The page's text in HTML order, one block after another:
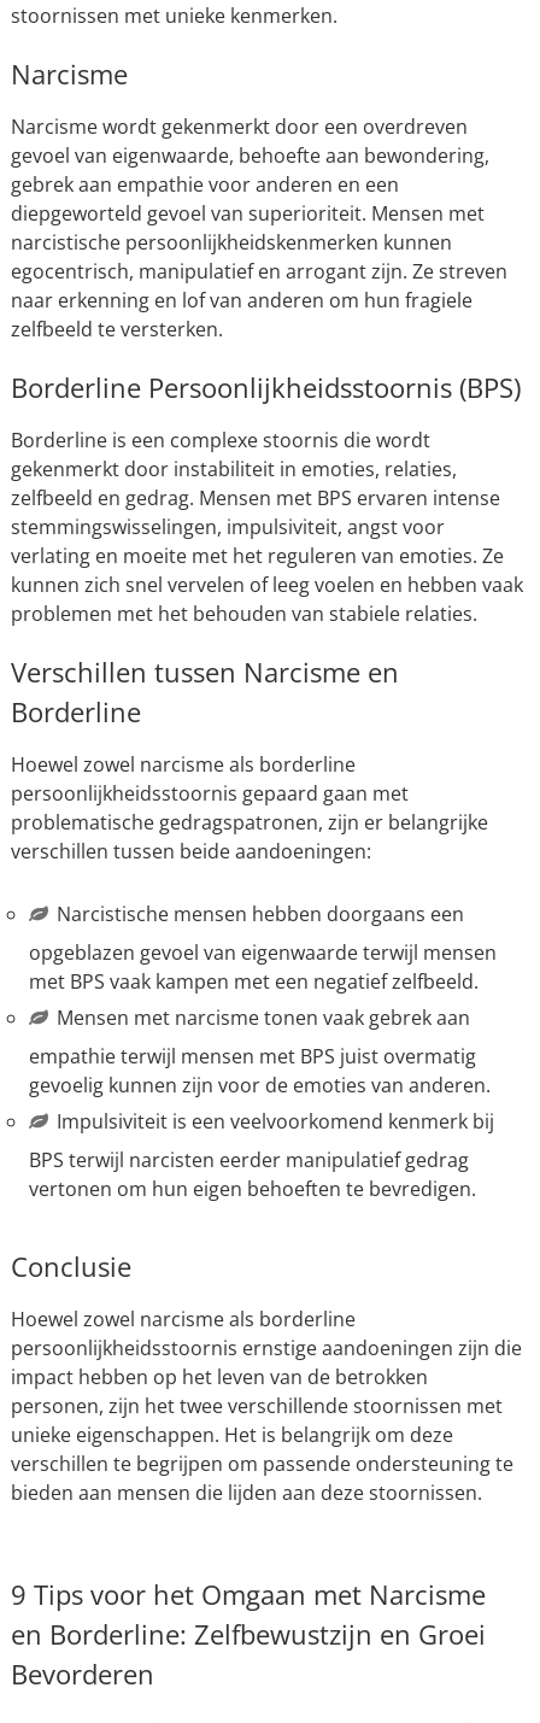
stoornissen met unieke kenmerken.
Narcisme
Narcisme wordt gekenmerkt door een overdreven
gevoel van eigenwaarde, behoefte aan bewondering,
gebrek aan empathie voor anderen en een
diepgeworteld gevoel van superioriteit. Mensen met
narcistische persoonlijkheidskenmerken kunnen
egocentrisch, manipulatief en arrogant zijn. Ze streven
naar erkenning en lof van anderen om hun fragiele
zelfbeeld te versterken.
Borderline Persoonlijkheidsstoornis (BPS)
Borderline is een complexe stoornis die wordt
gekenmerkt door instabiliteit in emoties, relaties,
zelfbeeld en gedrag. Mensen met BPS ervaren intense
stemmingswisselingen, impulsiviteit, angst voor
verlating en moeite met het reguleren van emoties. Ze
kunnen zich snel vervelen of leeg voelen en hebben vaak
problemen met het behouden van stabiele relaties.
Verschillen tussen Narcisme en
Borderline
Hoewel zowel narcisme als borderline
persoonlijkheidsstoornis gepaard gaan met
problematische gedragspatronen, zijn er belangrijke
verschillen tussen beide aandoeningen:
Narcistische mensen hebben doorgaans een
opgeblazen gevoel van eigenwaarde terwijl mensen
met BPS vaak kampen met een negatief zelfbeeld.
Mensen met narcisme tonen vaak gebrek aan
empathie terwijl mensen met BPS juist overmatig
gevoelig kunnen zijn voor de emoties van anderen.
Impulsiviteit is een veelvoorkomend kenmerk bij
BPS terwijl narcisten eerder manipulatief gedrag
vertonen om hun eigen behoeften te bevredigen.
Conclusie
Hoewel zowel narcisme als borderline
persoonlijkheidsstoornis ernstige aandoeningen zijn die
impact hebben op het leven van de betrokken
personen, zijn het twee verschillende stoornissen met
unieke eigenschappen. Het is belangrijk om deze
verschillen te begrijpen om passende ondersteuning te
bieden aan mensen die lijden aan deze stoornissen.
9 Tips voor het Omgaan met Narcisme
en Borderline: Zelfbewustzijn en Groei
Bevorderen